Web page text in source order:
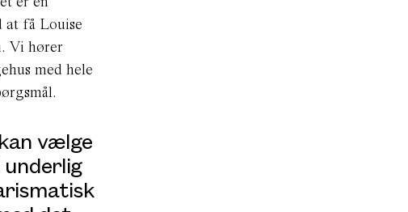
at få Louise
Vi hører
med hele
vælge